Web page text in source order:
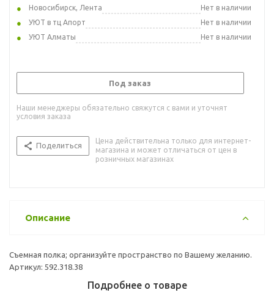
Новосибирск, Лента
Нет в наличии
УЮТ в тц Апорт
Нет в наличии
УЮТ Алматы
Нет в наличии
Под заказ
Наши менеджеры обязательно свяжутся с вами и уточнят
условия заказа
Поделиться
Цена действительна только для интернет-
магазина и может отличаться от цен в
розничных магазинах
Описание
Cъемная полка; организуйте пространство по Вашему желанию.
Артикул: 592.318.38
Подробнее о товаре